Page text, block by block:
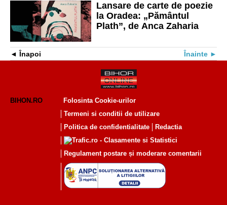
Lansare de carte de poezie
la Oradea: „Pământul
Plath”, de Anca Zaharia
Înapoi Înainte
BIHON.RO
Folosinta Cookie-urilor
Termeni si conditii de utilizare
Politica de confidentialitate
Redactia
Regulament postare și moderare comentarii